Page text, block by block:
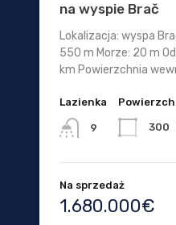
na wyspie Brač
Lokalizacja: wyspa
550 m Morze: 20 m
km Powierzchnia
Lazienka
9 300
Na sprzedaż
1.680.000€